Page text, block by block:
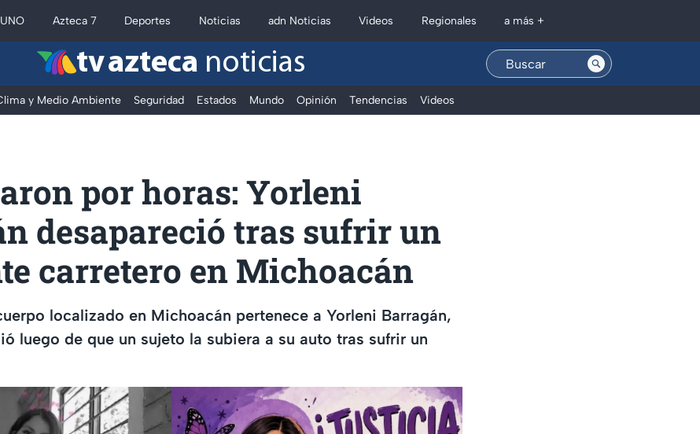
Azteca 7 Deportes Noticias adn Noticias Videos Regionales a más +
tv azteca noticias
y Medio Ambiente Seguridad Estados Mundo Opinión Tendencias Videos
por horas: Yorleni
desapareció tras sufrir un
carretero en Michoacán
localizado en Michoacán pertenece a Yorleni Barragán,
luego de que un sujeto la subiera a su auto tras sufrir un